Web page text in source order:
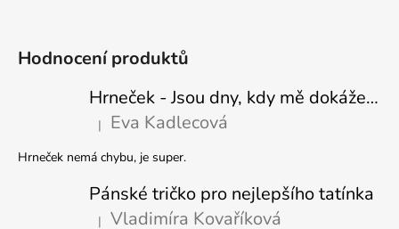
Hodnocení produktů
Hrneček - Jsou dny, kdy mě dokáže nasrat i vzduch - Sova
Hodnocení produktu je 5 z 5 hvězdiček.
| Eva Kadlecová
Hrneček nemá chybu, je super.
Pánské tričko pro nejlepšího tatínka
| Vladimíra Kovaříková